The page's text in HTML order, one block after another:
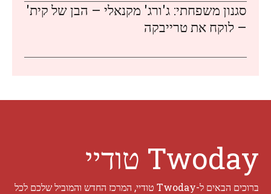
סגנון משפחתי: ג'ורג' מקנאלי – הבן של קית'
– לוקח את טרייבקה
Twoday טודיי
ברוכים הבאים ל-Twoday טודיי, המרכז החדש והמוביל שלכם לכל